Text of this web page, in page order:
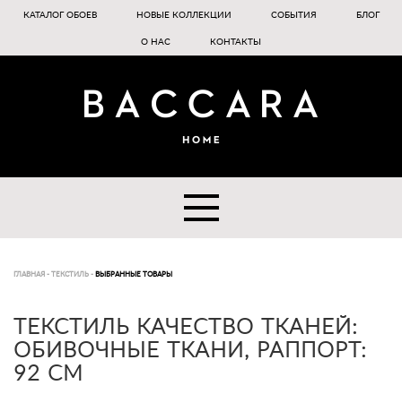
КАТАЛОГ ОБОЕВ НОВЫЕ КОЛЛЕКЦИИ СОБЫТИЯ БЛОГ
О НАС КОНТАКТЫ
ГЛАВНАЯ - ТЕКСТИЛЬ - ВЫБРАННЫЕ ТОВАРЫ
ТЕКСТИЛЬ КАЧЕСТВО ТКАНЕЙ:
ОБИВОЧНЫЕ ТКАНИ, РАППОРТ:
92 СМ